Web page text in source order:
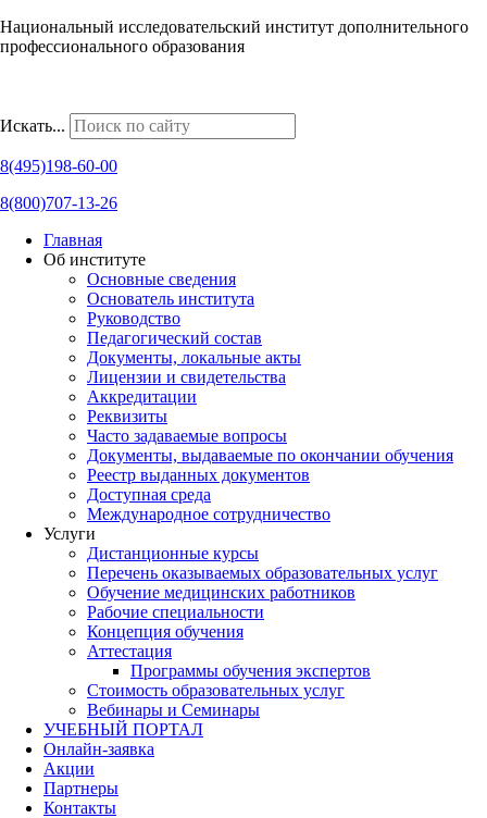
Национальный исследовательский институт дополнительного
профессионального образования
Искать...
8(495)198-60-00
8(800)707-13-26
Главная
Об институте
Основные сведения
Основатель института
Руководство
Педагогический состав
Документы, локальные акты
Лицензии и свидетельства
Аккредитации
Реквизиты
Часто задаваемые вопросы
Документы, выдаваемые по окончании обучения
Реестр выданных документов
Доступная среда
Международное сотрудничество
Услуги
Дистанционные курсы
Перечень оказываемых образовательных услуг
Обучение медицинских работников
Рабочие специальности
Концепция обучения
Аттестация
Программы обучения экспертов
Стоимость образовательных услуг
Вебинары и Семинары
УЧЕБНЫЙ ПОРТАЛ
Онлайн-заявка
Акции
Партнеры
Контакты